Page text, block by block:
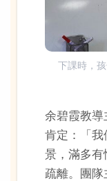
下課時，
余碧霞教導
肯定：「我
景，滿多有
疏離。團隊